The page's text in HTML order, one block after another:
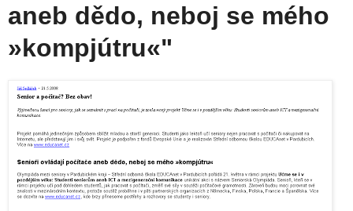
aneb dědo, neboj se mého
»kompjútru«"